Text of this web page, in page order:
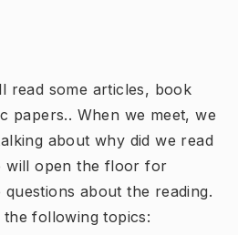
read some articles, book
papers.. When we meet, we
about why did we read
will open the floor for
about the reading.
following topics: